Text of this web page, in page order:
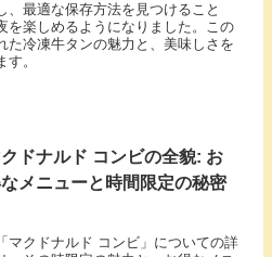
、最適な保存方法を見つけること
を楽しめるようになりました。この
た冷凍牛タンの魅力と、美味しさを
。
ドナルド コンビの全貌: お
メニューと時間限定の秘密
マクドナルド コンビ」についての詳